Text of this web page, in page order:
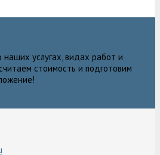
услугах, видах работ и
стоимость и подготовим